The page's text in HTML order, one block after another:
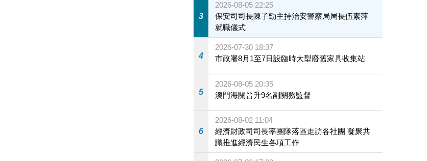
3
2026-08-05 22:25
保安司司長陳子勁主持治安警察局局長伍素萍
就職儀式
4
2026-07-30 18:37
市政署8月1至7日設臨時大型廢舊家具收集站
5
2026-08-05 20:35
澳門海關晉升9名副關務監督
6
2026-08-02 11:04
經濟財政司司長率團隊落區走訪各社團 凝聚共
識推進經濟民生各項工作